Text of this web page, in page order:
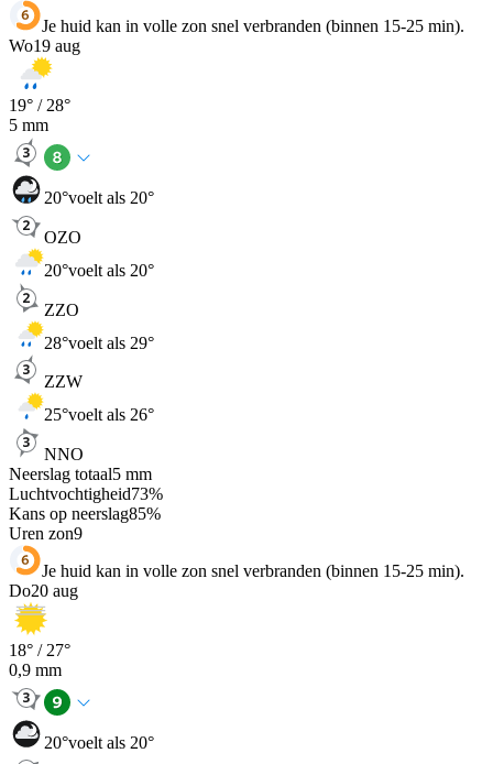
Je huid kan in volle zon snel verbranden (binnen 15-25 min).
Wo19 aug
19° / 28°
5 mm
20°voelt als 20°
OZO
20°voelt als 20°
ZZO
28°voelt als 29°
ZZW
25°voelt als 26°
NNO
Neerslag totaal5 mm
Luchtvochtigheid73%
Kans op neerslag85%
Uren zon9
Je huid kan in volle zon snel verbranden (binnen 15-25 min).
Do20 aug
18° / 27°
0,9 mm
20°voelt als 20°